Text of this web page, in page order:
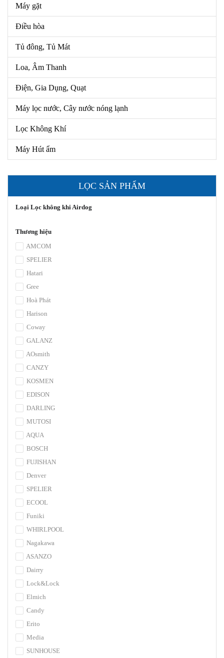
Máy gặt
Điều hòa
Tủ đông, Tủ Mát
Loa, Âm Thanh
Điện, Gia Dụng, Quạt
Máy lọc nước, Cây nước nóng lạnh
Lọc Không Khí
Máy Hút ẩm
LỌC SẢN PHẨM
Loại Lọc không khi Airdog
Thương hiệu
AMCOM
SPELIER
Hatari
Gree
Hoà Phát
Harison
Coway
GALANZ
AOsmith
CANZY
KOSMEN
EDISON
DARLING
MUTOSI
AQUA
BOSCH
FUJISHAN
Denver
SPELIER
ECOOL
Funiki
WHIRLPOOL
Nagakawa
ASANZO
Dairry
Lock&Lock
Elmich
Candy
Erito
Media
SUNHOUSE